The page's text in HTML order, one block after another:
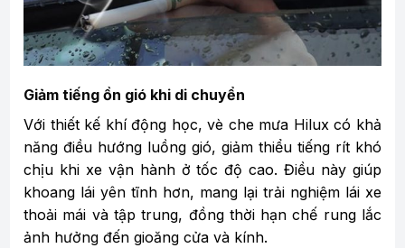
Giảm tiếng ồn gió khi di chuyển
Với thiết kế khí động học, vè che mưa Hilux có khả
năng điều hướng luồng gió, giảm thiểu tiếng rít khó
chịu khi xe vận hành ở tốc độ cao. Điều này giúp
khoang lái yên tĩnh hơn, mang lại trải nghiệm lái xe
thoải mái và tập trung, đồng thời hạn chế rung lắc
ảnh hưởng đến gioăng cửa và kính.